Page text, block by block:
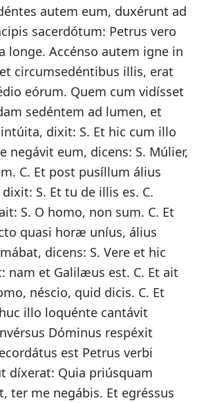
autem eum, duxérunt ad
sacerdótum: Petrus vero
longe. Accénso autem igne in
circumsedéntibus illis, erat
eórum. Quem cum vidísset
sedéntem ad lumen, et
dixit: S. Et hic cum illo
negávit eum, dicens: S. Múlier,
C. Et post pusíllum álius
S. Et tu de illis es. C.
S. O homo, non sum. C. Et
quasi horæ uníus, álius
dicens: S. Vere et hic
nam et Galilæus est. C. Et ait
néscio, quid dicis. C. Et
illo loquénte cantávit
Dóminus respéxit
est Petrus verbi
díxerat: Quia priúsquam
ter me negábis. Et egréssus